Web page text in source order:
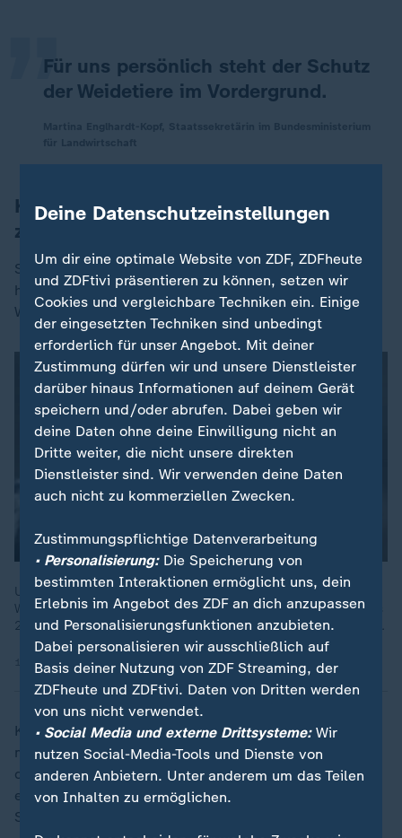
Für uns persönlich steht der Schutz
der Weidetiere im Vordergrund.
Kritik an Entscheidung des Bundestags
zur Wolfsjagd
Schäfer Swen Keller aus Sachsen-Anhalt findet
hingegen, dass die einzige Möglichkeit, Wölfe von
Weidetieren fernzuhalten, effektiver Herdenschutz sei.
Um Weidetiere besser zu schützen, sollte der Abschuss von
Wölfen leichter werden. Der Bestand habe sich erholt, mehr als
200 Rudel leben vor allem im Osten und Norden Deutschlands.
17.12.2025 | 1:31 min
Konkret heiße das: Während die Schafe den Tag unter
menschlicher Obhut sind, verbringen sie die Nacht mit
drei Herdenschutzhunden in einem Gehege, der mit
einem Elektrozaun gesichert ist. Die angelegte
Spannung liegt bei 14.500 Volt.
Deine Datenschutzeinstellungen
Um dir eine optimale Website von ZDF, ZDFheute
und ZDFtivi präsentieren zu können, setzen wir
Cookies und vergleichbare Techniken ein. Einige
der eingesetzten Techniken sind unbedingt
erforderlich für unser Angebot. Mit deiner
Zustimmung dürfen wir und unsere Dienstleister
darüber hinaus Informationen auf deinem Gerät
speichern und/oder abrufen. Dabei geben wir
deine Daten ohne deine Einwilligung nicht an
Dritte weiter, die nicht unsere direkten
Dienstleister sind. Wir verwenden deine Daten
auch nicht zu kommerziellen Zwecken.
Zustimmungspflichtige Datenverarbeitung
• Personalisierung:Die Speicherung von
bestimmten Interaktionen ermöglicht uns, dein
Erlebnis im Angebot des ZDF an dich anzupassen
und Personalisierungsfunktionen anzubieten.
Dabei personalisieren wir ausschließlich auf
Basis deiner Nutzung von ZDF Streaming, der
ZDFheute und ZDFtivi. Daten von Dritten werden
von uns nicht verwendet.
• Social Media und externe Drittsysteme:Wir
nutzen Social-Media-Tools und Dienste von
anderen Anbietern. Unter anderem um das Teilen
von Inhalten zu ermöglichen.